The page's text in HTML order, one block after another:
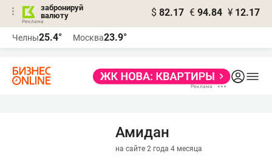
забронируй
валюту
$ 82.17 € 94.84 ¥ 12.17
Челны25.4° Москва23.9°
Амидан
на сайте 2 года 4 месяца